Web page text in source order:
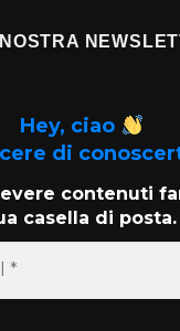
Hey, ciao
di
contenuti
casella di posta.